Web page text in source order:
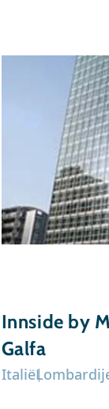
Innside by
Galfa
Italië